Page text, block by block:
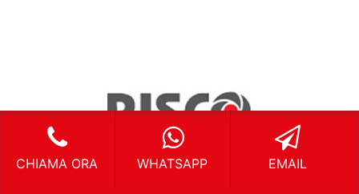
CHIAMA ORA WHATSAPP EMAIL